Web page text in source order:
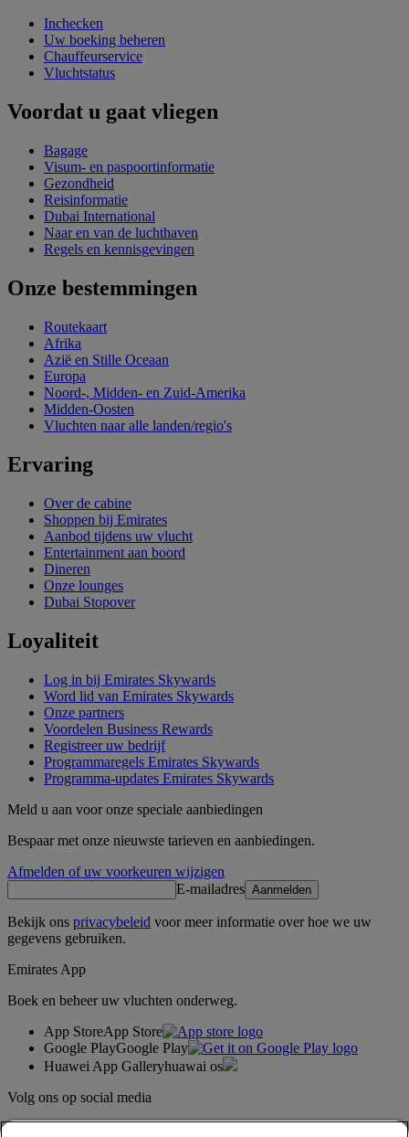
Inchecken
Uw boeking beheren
Chauffeurservice
Vluchtstatus
Voordat u gaat vliegen
Bagage
Visum- en paspoortinformatie
Gezondheid
Reisinformatie
Dubai International
Naar en van de luchthaven
Regels en kennisgevingen
Onze bestemmingen
Routekaart
Afrika
Azië en Stille Oceaan
Europa
Noord-, Midden- en Zuid-Amerika
Midden-Oosten
Vluchten naar alle landen/regio's
Ervaring
Over de cabine
Shoppen bij Emirates
Aanbod tijdens uw vlucht
Entertainment aan boord
Dineren
Onze lounges
Dubai Stopover
Loyaliteit
Log in bij Emirates Skywards
Word lid van Emirates Skywards
Onze partners
Voordelen Business Rewards
Registreer uw bedrijf
Programmaregels Emirates Skywards
Programma-updates Emirates Skywards
Meld u aan voor onze speciale aanbiedingen
Bespaar met onze nieuwste tarieven en aanbiedingen.
Afmelden of uw voorkeuren wijzigen
E-mailadres Aanmelden
Bekijk ons privacybeleid voor meer informatie over hoe we uw
gegevens gebruiken.
Emirates App
Boek en beheer uw vluchten onderweg.
App StoreApp Store
Google PlayGoogle Play
Huawei App Galleryhuawai os
Volg ons op social media